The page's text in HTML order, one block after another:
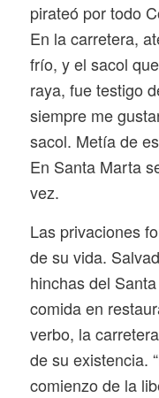
pirateó por todo
En la carretera,
frío, y el sacol
raya, fue testigo
siempre me
sacol. Metía de
En Santa Marta
vez.
Las privaciones
de su vida.
hinchas del
comida en
verbo, la
de su existencia.
comienzo de la